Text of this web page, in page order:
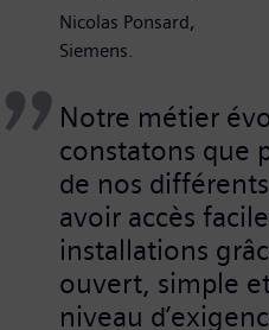
Nicolas
Siemens.
Notre métier
constatons que
de nos
avoir accès
installations
ouvert, simple
niveau